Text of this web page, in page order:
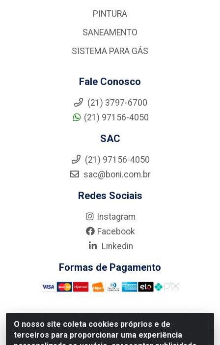
O nosso site coleta cookies próprios e de
terceiros para proporcionar uma experiência
PINTURA
SANEAMENTO
SISTEMA PARA GÁS
Fale Conosco
(21) 3797-6700
(21) 97156-4050
SAC
(21) 97156-4050
sac@boni.com.br
Redes Sociais
Instagram
Facebook
Linkedin
Formas de Pagamento
Nova Boni Distribuidora de Material de Construção LTDA
- Rua Alice Tibiriçá, 330 - Vila Da Penha, Rio de